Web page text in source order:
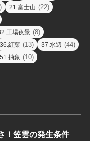
21.富士山 (22)
工場夜景 (8)
36.紅葉 (13) 37.水辺 (44)
51.抽象 (10)
！笠雲の発生条件